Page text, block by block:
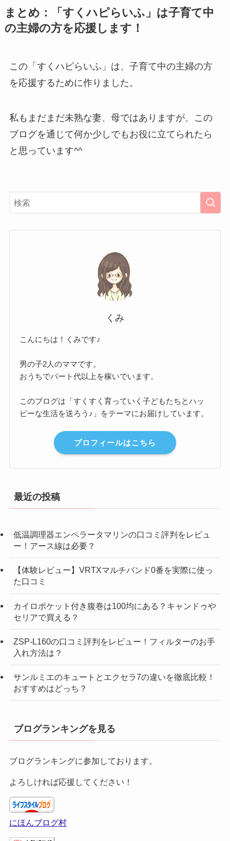
まとめ：「すくハピらいふ」は子育て中
の主婦の方を応援します！
この「すくハピらいふ」は、子育て中の主婦の方
を応援するために作りました。
私もまだまだ未熟な妻、母ではありますが、この
ブログを通じて何か少しでもお役に立てられたら
と思っています^^
くみ
こんにちは！くみです♪
男の子2人のママです。
おうちでパート代以上を稼いでいます。
このブログは「すくすく育っていく子どもたちとハッ
ピーな生活を送ろう♪」をテーマにお届けしています。
プロフィールはこちら
最近の投稿
低温調理器エンペラータマリンの口コミ評判をレビュ
ー！アース線は必要？
【体験レビュー】VRTXマルチバンド0番を実際に使っ
た口コミ
カイロポケット付き腹巻は100均にある？キャンドゥや
セリアで買える？
ZSP-L160の口コミ評判をレビュー！フィルターのお手
入れ方法は？
サンルミエのキュートとエクセラ7の違いを徹底比較！
おすすめはどっち？
ブログランキングを見る
ブログランキングに参加しております。
よろしければ応援してください！
にほんブログ村